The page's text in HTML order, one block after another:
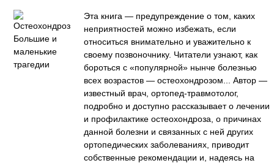
Эта книга — предупреждение о том, каких
неприятностей можно избежать, если
относиться внимательно и уважительно к
своему позвоночнику. Читатели узнают, как
бороться с «популярной» нынче болезнью
всех возрастов — остеохондрозом... Автор —
известный врач, ортопед-травмотолог,
подробно и доступно рассказывает о лечении
и профилактике остеохондроза, о причинах
данной болезни и связанных с ней других
ортопедических заболеваниях, приводит
собственные рекомендации и, надеясь на